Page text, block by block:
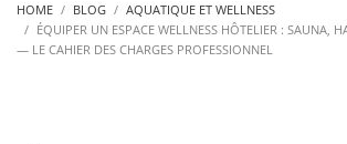
HOME BLOG
AQUATIQUE ET WELLNESS
ÉQUIPER UN ESPACE WELLNESS HÔTELIER : SAUNA,
— LE CAHIER DES CHARGES PROFESSIONNEL